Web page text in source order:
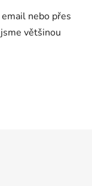
nebo přes
většinou